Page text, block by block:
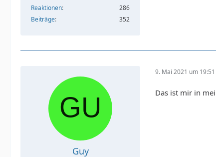
Reaktionen
286
Beiträge
352
Guy
9. Mai 2021 um 19:51
Das ist mir in